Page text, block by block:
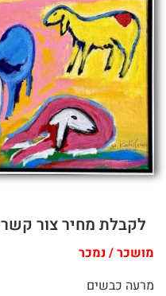
לקבלת מחיר צור קשר 054-4746298
מושכר / נמכר
מרעה כבשים